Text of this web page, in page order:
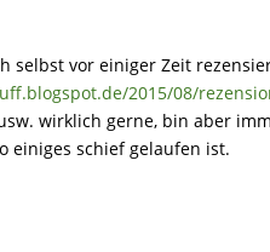
selbst vor einiger Zeit
2015/08/
wirklich gerne, bin aber
einiges schief gelaufen ist.